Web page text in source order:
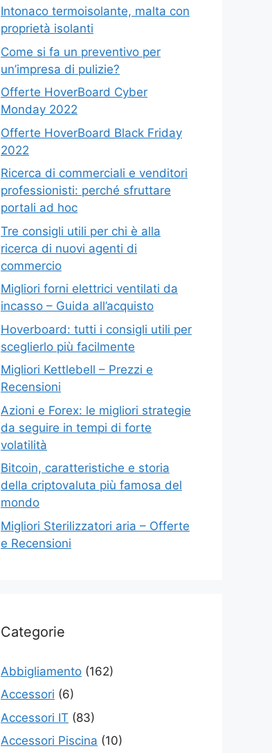
Intonaco termoisolante, malta con
proprietà isolanti
Come si fa un preventivo per
un’impresa di pulizie?
Offerte HoverBoard Cyber
Monday 2022
Offerte HoverBoard Black Friday
2022
Ricerca di commerciali e venditori
professionisti: perché sfruttare
portali ad hoc
Tre consigli utili per chi è alla
ricerca di nuovi agenti di
commercio
Migliori forni elettrici ventilati da
incasso – Guida all’acquisto
Hoverboard: tutti i consigli utili per
sceglierlo più facilmente
Migliori Kettlebell – Prezzi e
Recensioni
Azioni e Forex: le migliori strategie
da seguire in tempi di forte
volatilità
Bitcoin, caratteristiche e storia
della criptovaluta più famosa del
mondo
Migliori Sterilizzatori aria – Offerte
e Recensioni
Categorie
Abbigliamento (162)
Accessori (6)
Accessori IT (83)
Accessori Piscina (10)